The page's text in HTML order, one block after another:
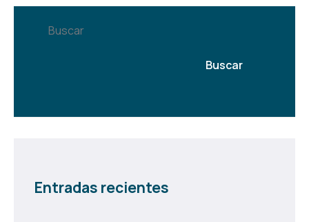
Buscar
Buscar
Entradas recientes